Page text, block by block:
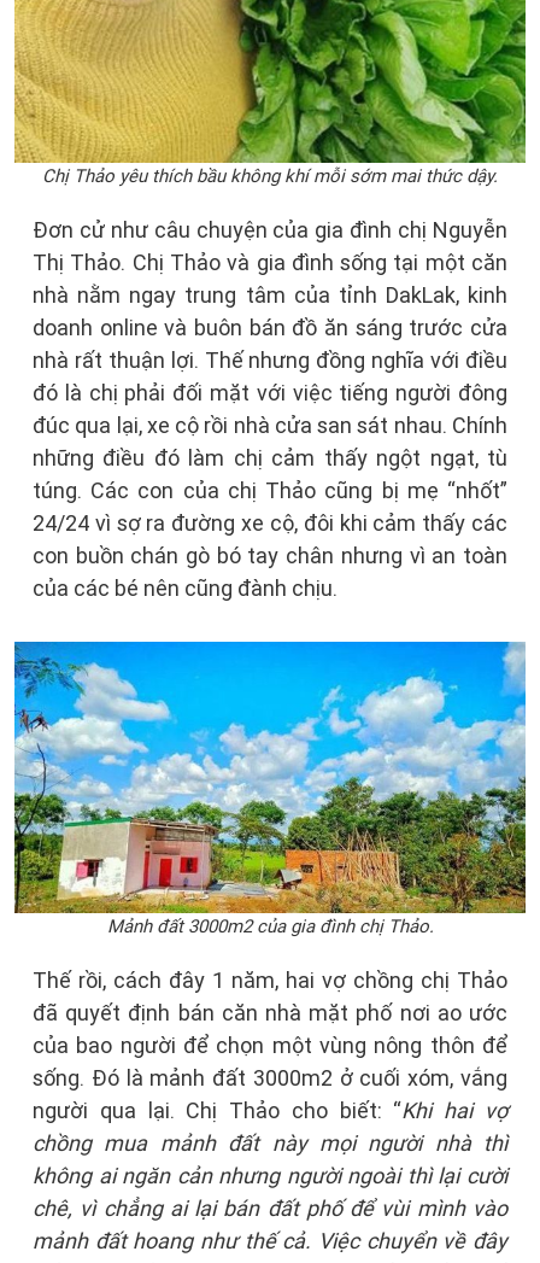
Chị Thảo yêu thích bầu không khí mỗi sớm mai thức dậy.
Đơn cử như câu chuyện của gia đình chị Nguyễn
Thị Thảo. Chị Thảo và gia đình sống tại một căn
nhà nằm ngay trung tâm của tỉnh DakLak, kinh
doanh online và buôn bán đồ ăn sáng trước cửa
nhà rất thuận lợi. Thế nhưng đồng nghĩa với điều
đó là chị phải đối mặt với việc tiếng người đông
đúc qua lại, xe cộ rồi nhà cửa san sát nhau. Chính
những điều đó làm chị cảm thấy ngột ngạt, tù
túng. Các con của chị Thảo cũng bị mẹ “nhốt”
24/24 vì sợ ra đường xe cộ, đôi khi cảm thấy các
con buồn chán gò bó tay chân nhưng vì an toàn
của các bé nên cũng đành chịu.
Mảnh đất 3000m2 của gia đình chị Thảo.
Thế rồi, cách đây 1 năm, hai vợ chồng chị Thảo
đã quyết định bán căn nhà mặt phố nơi ao ước
của bao người để chọn một vùng nông thôn để
sống. Đó là mảnh đất 3000m2 ở cuối xóm, vắng
người qua lại. Chị Thảo cho biết: “Khi hai vợ
chồng mua mảnh đất này mọi người nhà thì
không ai ngăn cản nhưng người ngoài thì lại cười
chê, vì chẳng ai lại bán đất phố để vùi mình vào
mảnh đất hoang như thế cả. Việc chuyển về đây